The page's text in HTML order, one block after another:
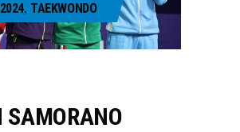
, TAEKWONDO
SAMORANO